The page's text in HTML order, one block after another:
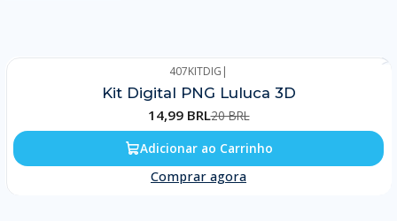
407KITDIG |
Kit Digital PNG Luluca 3D
14,99 BRL20 BRL
Adicionar ao Carrinho
Comprar agora